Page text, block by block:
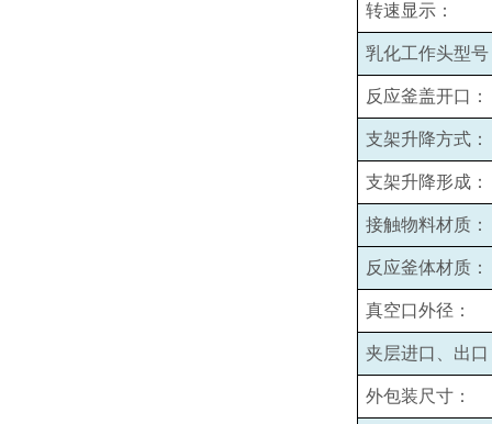
转速显示：
乳化工作头型号
反应釜盖开口：
支架升降方式：
支架升降形成：
接触物料材质：
反应釜体材质：
真空口外径：
夹层进口、出口
外包装尺寸：